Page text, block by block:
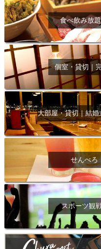
食べ飲み放
個室・貸切｜
大部屋・貸切｜結
せんべろ
スポーツ観